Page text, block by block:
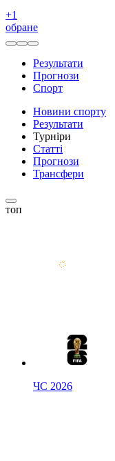
+1
обране
Результати
Прогнози
Спорт
Новини спорту
Результати
Турніри
Статті
Прогнози
Трансфери
топ
ЧС 2026